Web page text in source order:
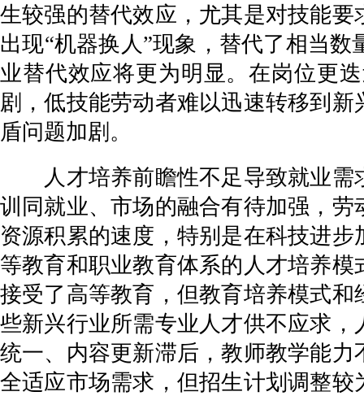
生较强的替代效应，尤其是对技能
出现“机器换人”现象，替代了相当
业替代效应将更为明显。在岗位更
剧，低技能劳动者难以迅速转移到
盾问题加剧。
人才培养前瞻性不足导致就业需
训同就业、市场的融合有待加强，
资源积累的速度，特别是在科技进
等教育和职业教育体系的人才培养
接受了高等教育，但教育培养模式
些新兴行业所需专业人才供不应求
统一、内容更新滞后，教师教学能
全适应市场需求，但招生计划调整